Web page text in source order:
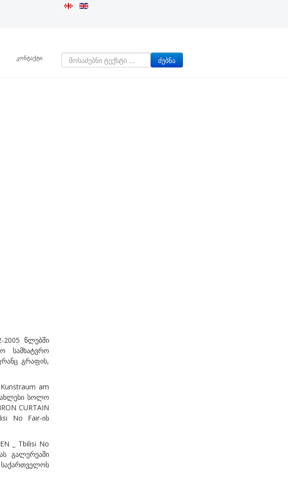
კონტაქტი ძებნა
2005 წლებში
სამხატვრო
გრაფის,
am
სოლო
CURTAIN
No Fair-ის
_ Tbilisi No
გალერეაში